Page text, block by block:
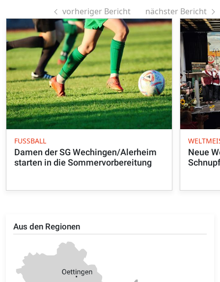
Aus den Regionen
vorheriger Bericht nächster Bericht
FUSSBALL
Damen der SG Wechingen/Alerheim
starten in die Sommervorbereitung
Neue